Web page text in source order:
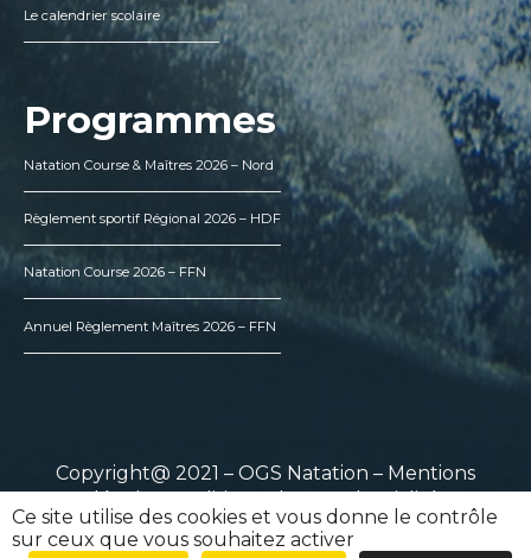
Le calendrier scolaire
Programmes
Natation Course & Maîtres 2026 – Nord
Règlement sportif Régional 2026 – HDF
Natation Course 2026 – FFN
Annuel Règlement Maîtres 2026 – FFN
Copyright@ 2021 – OGS Natation – Mentions
légales–Politique de confidentialité
Ce site utilise des cookies et vous donne le contrôle
sur ceux que vous souhaitez activer